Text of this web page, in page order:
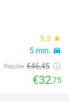
9.3 star
5 min. directions_car
Regulier €46,45
€32,75